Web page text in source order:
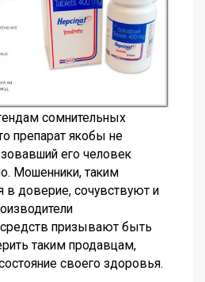
сомнительных
препарат якобы не
его человек
Мошенники, таким
в доверие, сочувствуют и
призывают быть
таким продавцам,
своего здоровья.